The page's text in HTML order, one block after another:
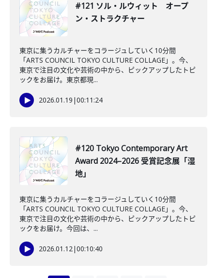
#121 ソル・ルウィット オープ
ン・ストラクチャー
東京に集うカルチャーをコラージュしていく10分間
「ARTS COUNCIL TOKYO CULTURE COLLAGE」。今、
東京で注目の文化や芸術の中から、ピックアップしたトピ
ックをお届け。東京都現...
2026.01.19 |00:11:24
#120 Tokyo Contemporary Art
Award 2024–2026 受賞記念展「湿
地」
東京に集うカルチャーをコラージュしていく10分間
「ARTS COUNCIL TOKYO CULTURE COLLAGE」。今、
東京で注目の文化や芸術の中から、ピックアップしたトピ
ックをお届け。今回は、...
2026.01.12|00:10:40